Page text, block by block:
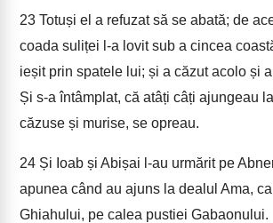
23 Totuși el a refuzat să se abată; de
coada suliței l-a lovit sub a cincea
ieșit prin spatele lui; și a căzut acolo și
Și s-a întâmplat, că atâți câți ajungeau
căzuse și murise, se opreau.
24 Și Ioab și Abișai l-au urmărit pe
apunea când au ajuns la dealul Ama,
Ghiahului, pe calea pustiei Gabaonului.